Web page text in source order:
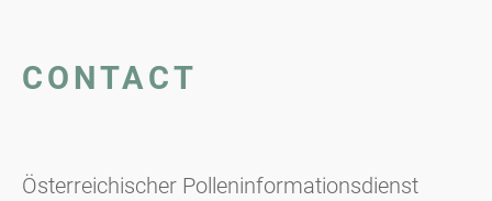
CONTACT
Österreichischer Polleninformationsdienst